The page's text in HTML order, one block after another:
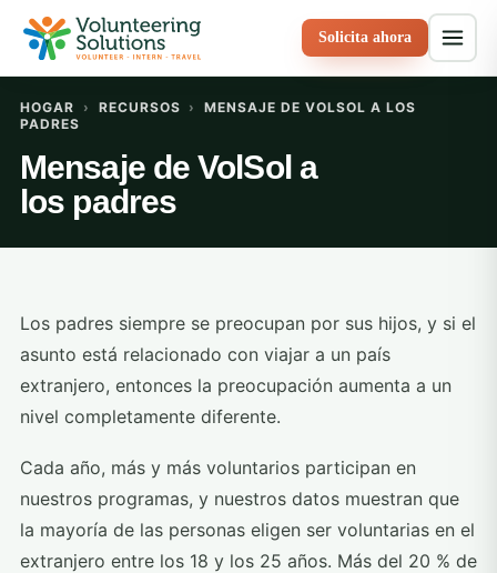
Solicita ahora
HOGAR › RECURSOS ›
MENSAJE DE VOLSOL A LOS
PADRES
Mensaje de VolSol a
los padres
Los padres siempre se preocupan por sus hijos, y si el
asunto está relacionado con viajar a un país
extranjero, entonces la preocupación aumenta a un
nivel completamente diferente.
Cada año, más y más voluntarios participan en
nuestros programas, y nuestros datos muestran que
la mayoría de las personas eligen ser voluntarias en el
extranjero entre los 18 y los 25 años. Más del 20 % de